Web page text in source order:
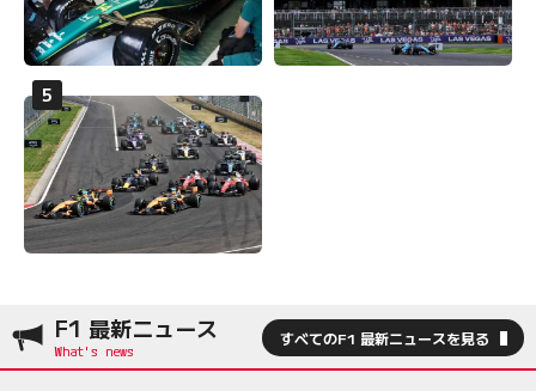
F1 最新ニュース すべてのF1 最新ニュースを見る